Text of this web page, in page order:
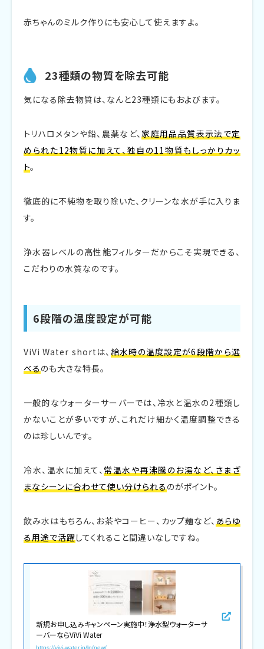
赤ちゃんのミルク作りにも安心して使えますよ。
23種類の物質を除去可能
気になる除去物質は、なんと23種類にもおよびます。
トリハロメタンや鉛、農薬など、 家庭用品品質表示法で定
められた12物質に加えて、独自の11物質もしっかりカッ
ト。
徹底的に不純物を取り除いた、クリーンな水が手に入りま
す。
浄水器レベルの高性能フィルターだからこそ実現できる、
こだわりの水質なのです。
6段階の温度設定が可能
ViVi Water shortは、 給水時の温度設定が6段階から選
べる のも大きな特長。
一般的なウォーターサーバーでは、冷水と温水の2種類し
かないことが多いですが、これだけ細かく温度調整できる
のは珍しいんです。
冷水、温水に加えて、 常温水や再沸騰のお湯など、さまざ
まなシーンに合わせて使い分けられる のがポイント。
飲み水はもちろん、お茶やコーヒー、カップ麺など、 あらゆ
る用途で活躍してくれること間違いなしですね。
新規お申し込みキャンペーン実施中！浄水型ウォーターサ
ーバーならViVi Water
https://vivi-water.jp/lp/new/